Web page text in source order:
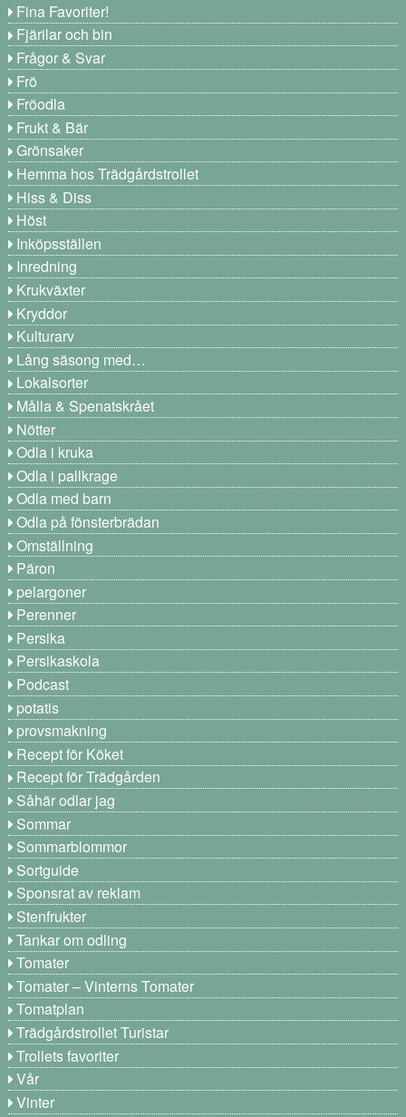
Fina Favoriter!
Fjärilar och bin
Frågor & Svar
Frö
Fröodla
Frukt & Bär
Grönsaker
Hemma hos Trädgårdstrollet
Hiss & Diss
Höst
Inköpsställen
Inredning
Krukväxter
Kryddor
Kulturarv
Lång säsong med…
Lokalsorter
Målla & Spenatskrået
Nötter
Odla i kruka
Odla i pallkrage
Odla med barn
Odla på fönsterbrädan
Omställning
Päron
pelargoner
Perenner
Persika
Persikaskola
Podcast
potatis
provsmakning
Recept för Köket
Recept för Trädgården
Såhär odlar jag
Sommar
Sommarblommor
Sortguide
Sponsrat av reklam
Stenfrukter
Tankar om odling
Tomater
Tomater – Vinterns Tomater
Tomatplan
Trädgårdstrollet Turistar
Trollets favoriter
Vår
Vinter